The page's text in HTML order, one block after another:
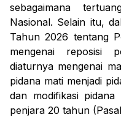
sebagaimana
Nasional. Selain itu,
Tahun 2026 tentang
mengenai reposisi
diaturnya mengenai
pidana mati menjadi
dan modifikasi
penjara 20 tahun